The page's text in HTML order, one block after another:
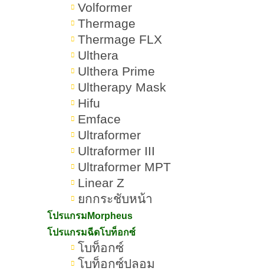
Volformer
Thermage
Thermage FLX
Ulthera
Ulthera Prime
Ultherapy Mask
Hifu
Emface
Ultraformer
Ultraformer III
Ultraformer MPT
Linear Z
ยกกระชับหน้า
โปรแกรมMorpheus
โปรแกรมฉีดโบท็อกซ์
โบท็อกซ์
โบท็อกซ์ปลอม
ฟิลเลอร์ปากยี่ห้อไหนดี ควรใช้กี่ CC พิจารณาอะไร
บ้าง
ฟิลเลอร์ปากยี่ห้อไหนดี มีความยืดหยุ่น
สูง อิ่มฟู แก้ปัญหาร่องปากให้ดูตื้นขึ้น
ซึ่งส่วนใหญ่แล้วฟิลเลอร์ที่ใช้แตกต่าง
กันออก...